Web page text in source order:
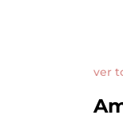
ver